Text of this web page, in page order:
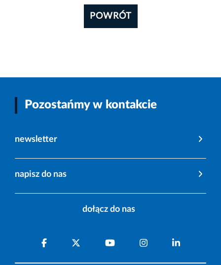
POWRÓT
Pozostańmy w kontakcie
newsletter
napisz do nas
dołącz do nas